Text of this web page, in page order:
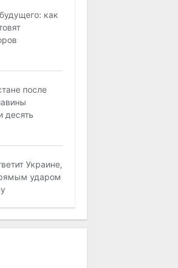
как
после
десять
Украине,
ударом